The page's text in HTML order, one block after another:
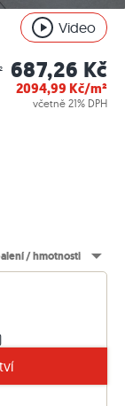
Video
687,26 Kč
2094,99 Kč/m²
včetně 21% DPH
/ hmotnosti